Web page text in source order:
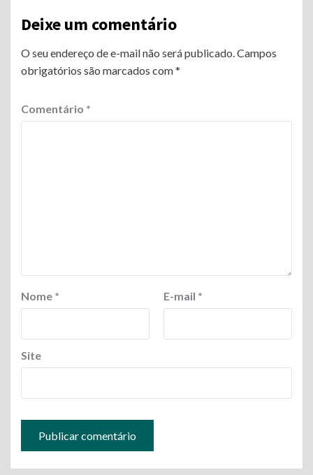
Deixe um comentário
O seu endereço de e-mail não será publicado.Campos
obrigatórios são marcados com*
Comentário *
Nome * E-mail *
Site